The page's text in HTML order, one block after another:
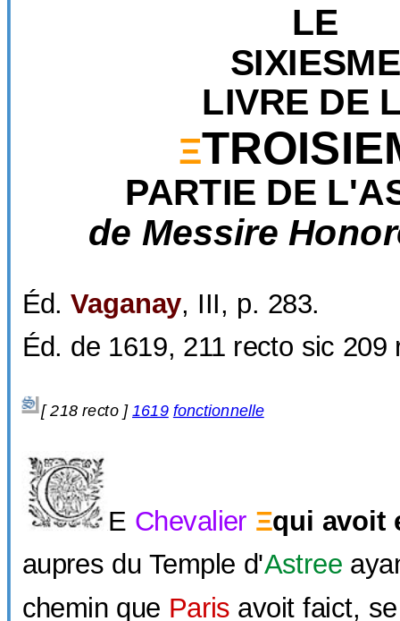
LE
SIXIESME
LIVRE DE
Ξ
PARTIE DE
de Messire
Éd.Vaganay, III, p. 283.
Éd. de 1619, 211 recto sic 209
[ 218 recto ]1619 fonctionnelle
E Chevalier Ξqui avoit
aupres du Temple d'Astree
chemin que Paris avoit faict,